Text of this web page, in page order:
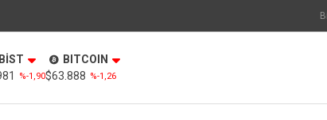
BİST
%-1,90
BITCOIN
$63.888 %-1,26